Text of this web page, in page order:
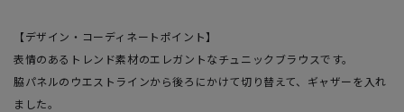
【デザイン・コーディネートポイント】
表情のあるトレンド素材のエレガントなチュニックブラウスです。
脇パネルのウエストラインから後ろにかけて切り替えて、ギャザーを入れ
ました。